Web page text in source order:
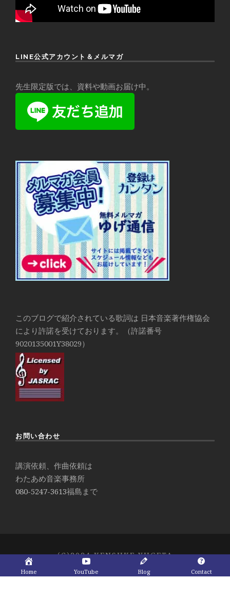
LINE公式アカウント＆メルマガ
先生限定版では、資料や動画お届け中。
このブログで紹介されている歌詞は 日本音楽著作権協会
により許諾を受けております。（許諾番号
9020135001Y38029）
お問い合わせ
講演依頼、作曲依頼は
わたあめ音楽事務所
080-5247-3613福島まで
(C)2024 KENSUKE YUGETA
Home YouTube Blog Contact